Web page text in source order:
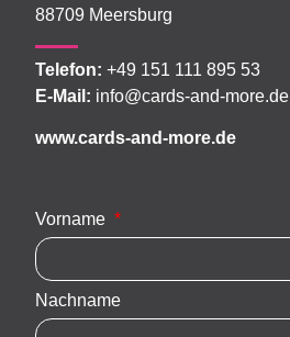
88709 Meersburg
Telefon:+49 151 111 895 53
E-Mail: info@cards-and-more.de
www.cards-and-more.de
Vorname
Nachname